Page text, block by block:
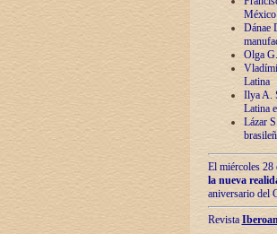
México
Dánae
Olga
Latina
Ilya A.
Latina
Lázar
El miércoles 28
la nueva
aniversario del
Revista